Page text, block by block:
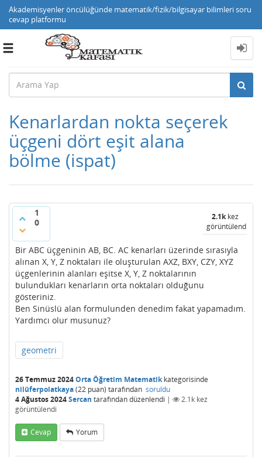
Akademisyenler öncülüğünde matematik/fizik/bilgisayar bilimleri soru
cevap platformu
Toggle
Kenarlardan nokta seçerek
üçgeni dört eşit alana
bölme (ispat)
1
0
2.1kkez
görüntülendi
Bir ABC üçgeninin AB, BC. AC kenarları üzerinde sırasıyla
alınan X, Y, Z noktaları ile oluşturulan AXZ, BXY, CZY, XYZ
üçgenlerinin alanları eşitse X, Y, Z noktalarının
bulundukları kenarların orta noktaları olduğunu
gösteriniz.
Ben Sinüslü alan formulunden denedim fakat yapamadım.
Yardımcı olur musunuz?
geometri
26 Temmuz 2024Orta Öğretim Matematikkategorisinde
nilüferpolatkaya(22 puan) tarafından soruldu
4 Ağustos 2024Sercan tarafındandüzenlendi | 2.1k kez
görüntülendi
Cevap Yorum